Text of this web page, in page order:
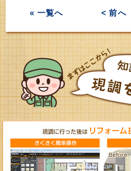
« 一覧へ < 前へ